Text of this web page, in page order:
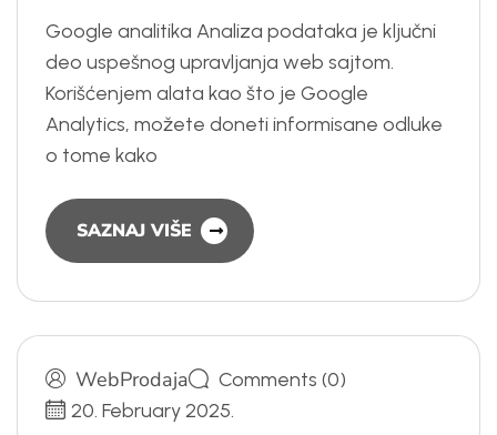
Google analitika Analiza podataka je ključni
deo uspešnog upravljanja web sajtom.
Korišćenjem alata kao što je Google
Analytics, možete doneti informisane odluke
o tome kako
SAZNAJ VIŠE
WebProdaja
Comments (0)
20. February 2025.